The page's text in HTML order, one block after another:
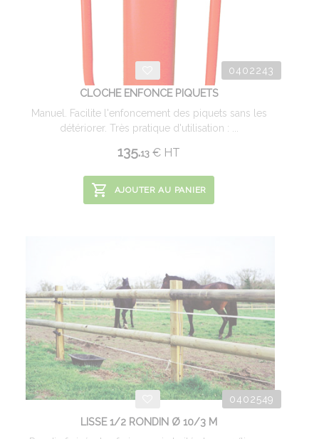
0402243
CLOCHE ENFONCE PIQUETS
Manuel. Facilite l'enfoncement des piquets sans les
détériorer. Très pratique d'utilisation : ...
135.13 € HT
AJOUTER AU PANIER
0402549
LISSE 1/2 RONDIN Ø 10/3 M